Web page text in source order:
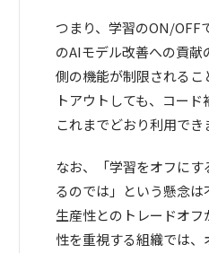
つまり、学習のON/
のAIモデル改善への貢献
側の機能が制限される
トアウトしても、コー
これまでどおり利用でき
なお、「学習をオフに
るのでは」という懸念
生産性とのトレードオ
性を重視する組織では